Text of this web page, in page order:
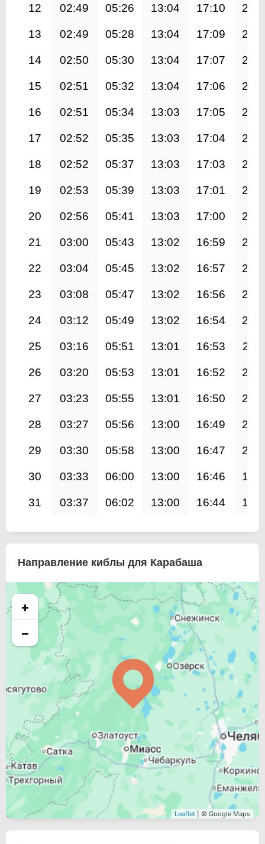
12 02:49 05:26 13:04 17:10
13 02:49 05:28 13:04 17:09
14 02:50 05:30 13:04 17:07
15 02:51 05:32 13:04 17:06
16 02:51 05:34 13:03 17:05
17 02:52 05:35 13:03 17:04
18 02:52 05:37 13:03 17:03
19 02:53 05:39 13:03 17:01
20 02:56 05:41 13:03 17:00
21 03:00 05:43 13:02 16:59
22 03:04 05:45 13:02 16:57
23 03:08 05:47 13:02 16:56
24 03:12 05:49 13:02 16:54
25 03:16 05:51 13:01 16:53
26 03:20 05:53 13:01 16:52
27 03:23 05:55 13:01 16:50
28 03:27 05:56 13:00 16:49
29 03:30 05:58 13:00 16:47
30 03:33 06:00 13:00 16:46
31 03:37 06:02 13:00 16:44
Направление киблы для Карабаша
+
−
Leaflet | © Google Maps